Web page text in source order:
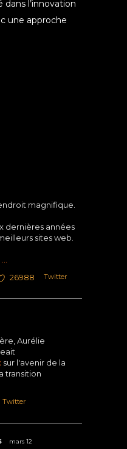
l’innovation
une approche
magnifique.
dernières années
sites web.
26988 Twitter
Aurélie
sur l'avenir de la
transition
Twitter
mars 12